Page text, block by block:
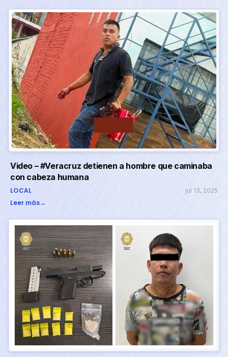
Video – #Veracruz detienen a hombre que caminaba
con cabeza humana
LOCAL jul 13, 2025
Leer más→